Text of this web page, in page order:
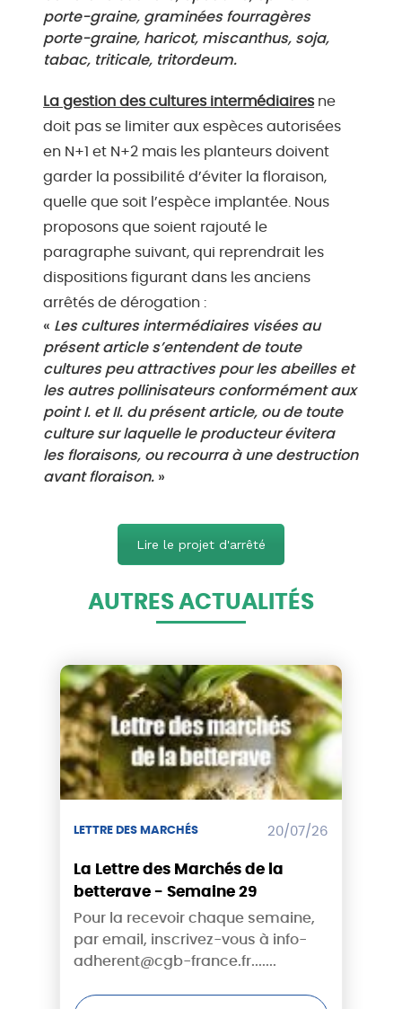
porte-graine, graminées fourragères
porte-graine, haricot, miscanthus, soja,
tabac, triticale, tritordeum.
La gestion des cultures intermédiairesne
doit pas se limiter aux espèces autorisées
en N+1 et N+2 mais les planteurs doivent
garder la possibilité d’éviter la floraison,
quelle que soit l’espèce implantée. Nous
proposons que soient rajouté le
paragraphe suivant, qui reprendrait les
dispositions figurant dans les anciens
arrêtés de dérogation :
« Les cultures intermédiaires visées au
présent article s’entendent de toute
cultures peu attractives pour les abeilles et
les autres pollinisateurs conformément aux
point I. et II. du présent article, ou de toute
culture sur laquelle le producteur évitera
les floraisons, ou recourra à une destruction
avant floraison. »
Lire le projet d'arrêté
AUTRES ACTUALITÉS
LETTRE DES MARCHÉS 20/07/26
La Lettre des Marchés de la
betterave - Semaine 29
Pour la recevoir chaque semaine,
par email, inscrivez-vous à info-
adherent@cgb-france.fr.......